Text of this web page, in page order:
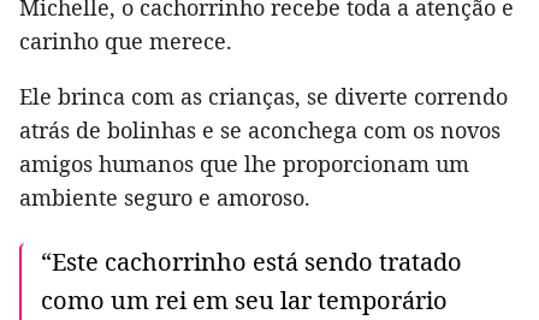
Michelle, o cachorrinho recebe toda a atenção e
carinho que merece.
Ele brinca com as crianças, se diverte correndo
atrás de bolinhas e se aconchega com os novos
amigos humanos que lhe proporcionam um
ambiente seguro e amoroso.
“Este cachorrinho está sendo tratado
como um rei em seu lar temporário